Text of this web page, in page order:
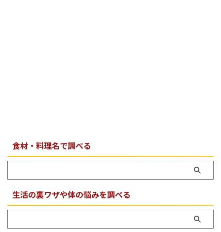
食材・料理名で調べる
生活の裏ワザや体の悩みを調べる